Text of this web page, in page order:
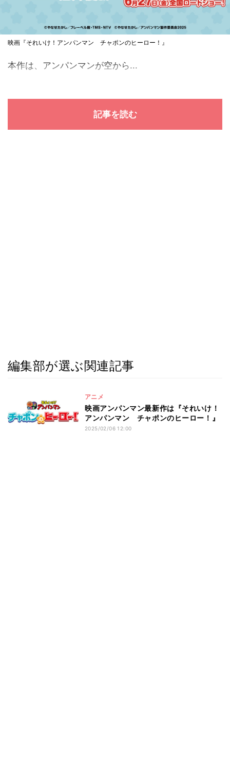
映画『それいけ！アンパンマン チャポンのヒーロー！』
本作は、アンパンマンが空から...
記事を読む
編集部が選ぶ関連記事
アニメ
映画アンパンマン最新作は『それいけ！
アンパンマン チャポンのヒーロー！』
2025/02/06 12:00